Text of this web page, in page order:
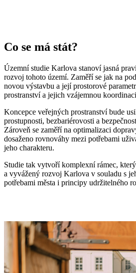
Co se má stát?
Územní studie Karlova stanoví jasná
rozvoj tohoto území. Zaměří se jak na
novou výstavbu a její prostorové
prostranství a jejich vzájemnou
Koncepce veřejných prostranství bude
prostupnosti, bezbariérovosti a
Zároveň se zaměří na optimalizaci
dosaženo rovnováhy mezi potřebami
jeho charakteru.
Studie tak vytvoří komplexní rámec,
a vyvážený rozvoj Karlova v souladu s
potřebami města i principy udržitelného